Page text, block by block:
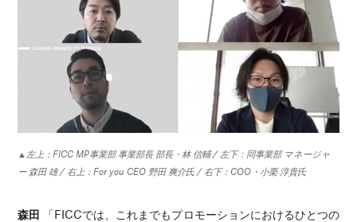
▲左上：FICC MP事業部 事業部長 部長・林 信輔 / 左下：同事業部 マネージャ
ー 森田 雄 / 右上：For you CEO 野田 爽介氏 / 右下：COO・小栗 淳貴氏
森田 「FICCでは、これまでもプロモーションにおけるひとつの